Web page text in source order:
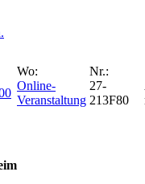
Wo:
Online-
Veranstaltung
Nr.:
27-
213F80